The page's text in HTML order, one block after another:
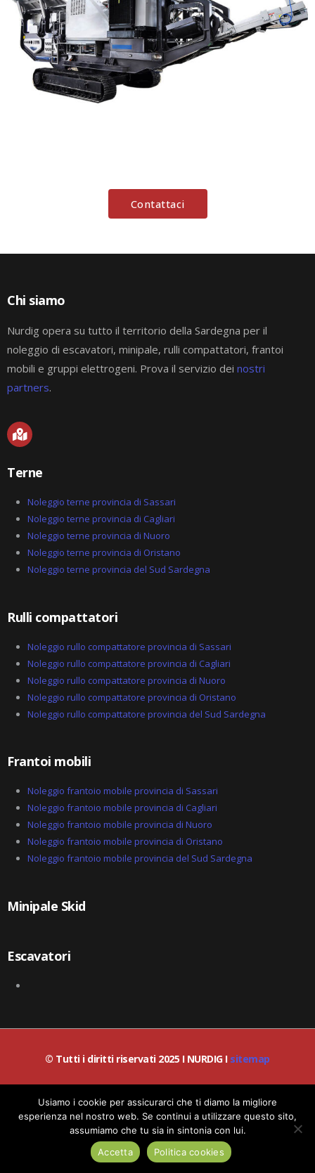
Contattaci
Chi siamo
Nurdig opera su tutto il territorio della Sardegna per il
noleggio di escavatori, minipale, rulli compattatori, frantoi
mobili e gruppi elettrogeni. Prova il servizio dei nostri
partners.
M
a
p
m
r
k
d
-
a
Terne
Noleggio terne provincia di Sassari
Noleggio terne provincia di Cagliari
Noleggio terne provincia di Nuoro
Noleggio terne provincia di Oristano
Noleggio terne provincia del Sud Sardegna
Rulli compattatori
Noleggio rullo compattatore provincia di Sassari
Noleggio rullo compattatore provincia di Cagliari
Noleggio rullo compattatore provincia di Nuoro
Noleggio rullo compattatore provincia di Oristano
Noleggio rullo compattatore provincia del Sud Sardegna
Frantoi mobili
Noleggio frantoio mobile provincia di Sassari
Noleggio frantoio mobile provincia di Cagliari
Noleggio frantoio mobile provincia di Nuoro
Noleggio frantoio mobile provincia di Oristano
Noleggio frantoio mobile provincia del Sud Sardegna
Minipale Skid
Escavatori
© Tutti i diritti riservati 2025 I NURDIG I sitemap
© Lead-IA S.r.l. I P.IVA / C.F.: 06387200659
Politica dei Cookies|Politica Privacy
Usiamo i cookie per assicurarci che ti diamo la migliore
esperienza nel nostro web. Se continui a utilizzare questo sito,
assumiamo che tu sia in sintonia con lui.
Accetta
Politica cookies
Richiedi informazioni!